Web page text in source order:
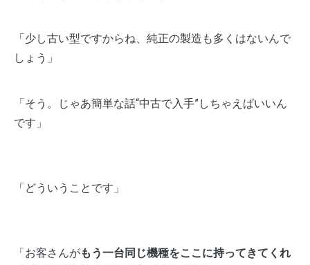
「少し古い型ですからね、純正の製造も多くはないんで
しょう」
「そう。じゃあ簡単な話“中古で入手”しちゃえばいいん
です」
「どういうことです」
「お客さんがもう一台同じ機種をここに持ってきてくれ